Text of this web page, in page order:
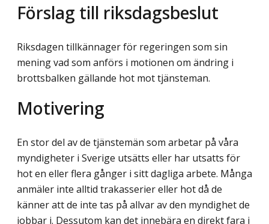
Förslag till riksdagsbeslut
Riksdagen tillkännager för regeringen som sin
mening vad som anförs i motionen om ändring i
brottsbalken gällande hot mot tjänsteman.
Motivering
En stor del av de tjänstemän som arbetar på våra
myndigheter i Sverige utsätts eller har utsatts för
hot en eller flera gånger i sitt dagliga arbete. Många
anmäler inte alltid trakasserier eller hot då de
känner att de inte tas på allvar av den myndighet de
jobbar i. Dessutom kan det innebära en direkt fara i